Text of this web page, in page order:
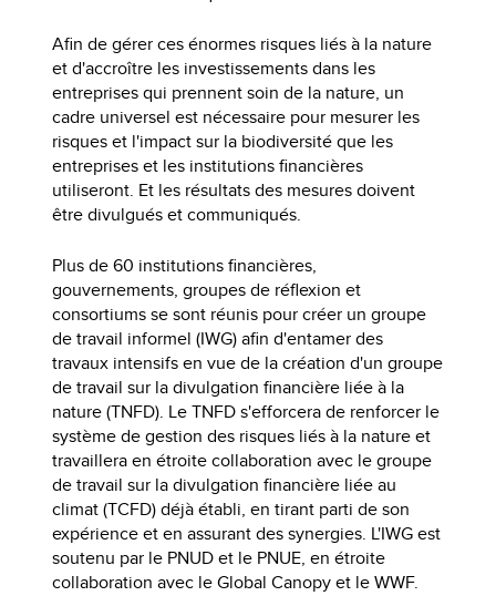
Afin de gérer ces énormes risques liés à la nature
et d'accroître les investissements dans les
entreprises qui prennent soin de la nature, un
cadre universel est nécessaire pour mesurer les
risques et l'impact sur la biodiversité que les
entreprises et les institutions financières
utiliseront. Et les résultats des mesures doivent
être divulgués et communiqués.
Plus de 60 institutions financières,
gouvernements, groupes de réflexion et
consortiums se sont réunis pour créer un groupe
de travail informel (IWG) afin d'entamer des
travaux intensifs en vue de la création d'un groupe
de travail sur la divulgation financière liée à la
nature (TNFD). Le TNFD s'efforcera de renforcer le
système de gestion des risques liés à la nature et
travaillera en étroite collaboration avec le groupe
de travail sur la divulgation financière liée au
climat (TCFD) déjà établi, en tirant parti de son
expérience et en assurant des synergies. L'IWG est
soutenu par le PNUD et le PNUE, en étroite
collaboration avec le Global Canopy et le WWF.